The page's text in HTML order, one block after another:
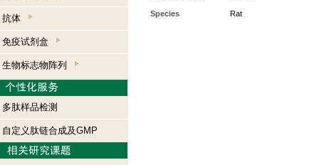
抗体
免疫试剂盒
生物标志物阵列
多肽样品检测
自定义肽链合成及GMP
Species
Rat